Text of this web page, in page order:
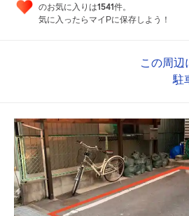
のお気に入りは1541件。
気に入ったらマイPに保存しよう！
この周辺
駐